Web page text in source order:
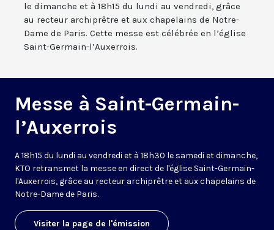
le dimanche et à 18h15 du lundi au vendredi, grâce
au recteur archiprêtre et aux chapelains de Notre-
Dame de Paris. Cette messe est célébrée en l’église
Saint-Germain-l’Auxerrois.
Messe à Saint-Germain-
l’Auxerrois
A 18h15 du lundi au vendredi et à 18h30 le samedi et dimanche,
KTO retransmet la messe en direct de l'église Saint-Germain-
l'Auxerrois, grâce au recteur archiprêtre et aux chapelains de
Notre-Dame de Paris.
Visiter la page de l'émission